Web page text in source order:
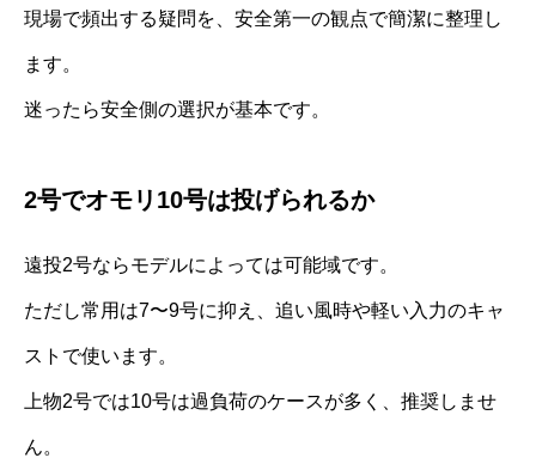
現場で頻出する疑問を、安全第一の観点で簡潔に整理し
ます。
迷ったら安全側の選択が基本です。
2号でオモリ10号は投げられるか
遠投2号ならモデルによっては可能域です。
ただし常用は7〜9号に抑え、追い風時や軽い入力のキャ
ストで使います。
上物2号では10号は過負荷のケースが多く、推奨しませ
ん。